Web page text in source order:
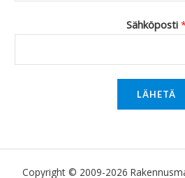
Sähköposti
LÄHETÄ
Copyright © 2009-2026